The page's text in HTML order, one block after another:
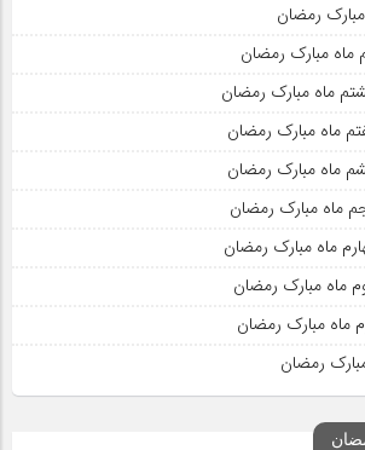
رمضان
ماه مبارک رمضان
ماه مبارک رمضان
ماه مبارک رمضان
ماه مبارک رمضان
ماه مبارک رمضان
ماه مبارک رمضان
ماه مبارک رمضان
ماه مبارک رمضان
رمضان